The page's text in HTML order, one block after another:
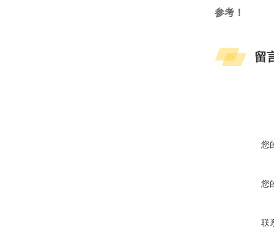
参考！
留
您
您
联